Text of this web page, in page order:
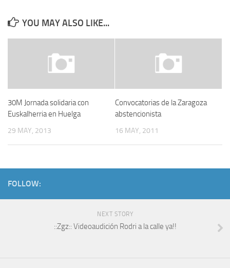
YOU MAY ALSO LIKE...
30M Jornada solidaria con
Euskalherria en Huelga
29 MAY, 2013
Convocatorias de la Zaragoza
abstencionista
16 MAY, 2011
FOLLOW:
NEXT STORY
::Zgz:: Videoaudición Rodri a la calle ya!!